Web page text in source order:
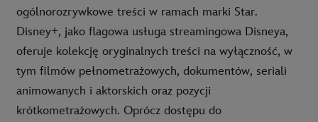
ogólnorozrywkowe treści w ramach marki Star.
Disney+, jako flagowa usługa streamingowa Disneya,
oferuje kolekcję oryginalnych treści na wyłączność, w
tym filmów pełnometrażowych, dokumentów, seriali
animowanych i aktorskich oraz pozycji
krótkometrażowych. Oprócz dostępu do